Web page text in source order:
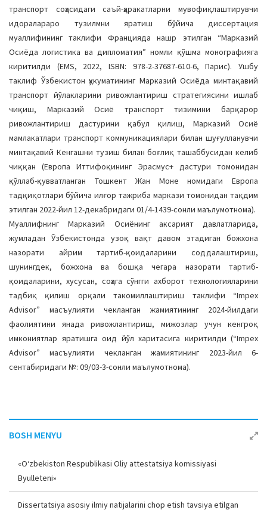
транспорт соҳасидаги саъй-ҳаракатларни мувофиқлаштирувчи
идоралараро тузилмни яратиш бўйича диссертация
муаллифининг таклифи Францияда нашр этилган “Марказий
Осиёда логистика ва дипломатия” номли қўшма монографияга
киритилди (EMS, 2022, ISBN: 978-2-37687-610-6, Парис). Ушбу
таклиф Ўзбекистон ҳукуматининг Марказий Осиёда минтақавий
транспорт йўлакларини ривожлантириш стратегиясини ишлаб
чиқиш, Марказий Осиё транспорт тизимини барқарор
ривожлантириш дастурини қабул қилиш, Марказий Осиё
мамлакатлари транспорт коммуникациялари билан шуғулланувчи
минтақавий Кенгашни тузиш билан боғлиқ ташаббусидан келиб
чиққан (Европа Иттифоқининг Эрасмус+ дастури томонидан
қўллаб-қувватланган Тошкент Жан Моне номидаги Европа
тадқиқотлари бўйича илғор тажриба маркази томонидан тақдим
этилган 2022-йил 12-декабридаги 01/4-1439-сонли маълумотнома).
Муаллифнинг Марказий Осиёнинг аксарият давлатларида,
жумладан Ўзбекистонда узоқ вақт давом этадиган божхона
назорати айрим тартиб-қоидаларини соддалаштириш,
шунингдек, божхона ва бошқа чегара назорати тартиб-
қоидаларини, хусусан, соҳага сўнгги ахборот технологияларини
тадбиқ қилиш орқали такомиллаштириш таклифи “Impex
Advisor” масъулияти чекланган жамиятининг 2024-йилдаги
фаолиятини янада ривожлантириш, мижозлар учун кенгроқ
имкониятлар яратишга оид йўл харитасига киритилди (“Impex
Advisor” масъулияти чекланган жамиятининг 2023-йил 6-
сентабиридаги №: 09/03-3-сонли маълумотнома).
BOSH MENYU
«O‘zbekiston Respublikasi Oliy attestatsiya komissiyasi
Byulleteni»
Dissertatsiya asosiy ilmiy natijalarini chop etish tavsiya etilgan